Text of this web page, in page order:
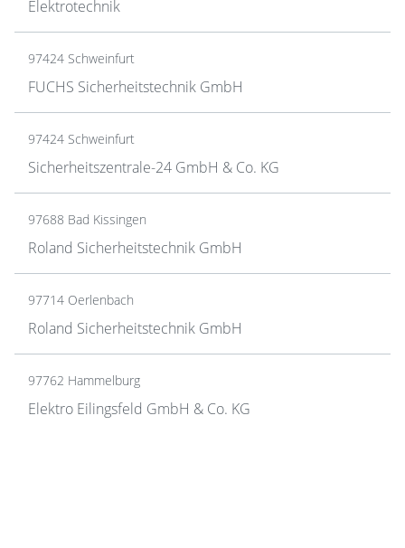
Elektrotechnik
97424 Schweinfurt
FUCHS Sicherheitstechnik GmbH
97424 Schweinfurt
Sicherheitszentrale-24 GmbH & Co. KG
97688 Bad Kissingen
Roland Sicherheitstechnik GmbH
97714 Oerlenbach
Roland Sicherheitstechnik GmbH
97762 Hammelburg
Elektro Eilingsfeld GmbH & Co. KG